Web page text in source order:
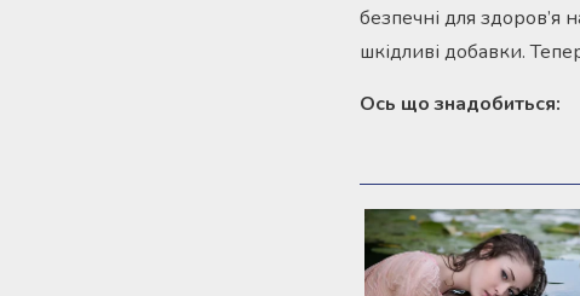
безпечні для здоров’я
шкідливі добавки.
Ось що знадобиться: